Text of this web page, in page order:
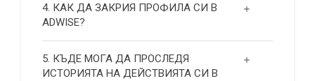
4. КАК ДА ЗАКРИЯ ПРОФИЛА СИ В
ADWISE?
5. КЪДЕ МОГА ДА ПРОСЛЕДЯ
ИСТОРИЯТА НА ДЕЙСТВИЯТА СИ В